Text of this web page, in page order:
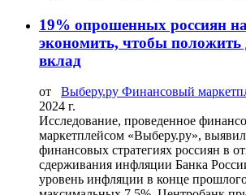
19% опрошенных россиян
экономить, чтобы положить
вклад
от Выберу.ру Финансовый
2024 г.
Исследование, проведенное
маркетплейсом «Выберу.ру»,
финансовых стратегиях россиян в
сдерживания инфляции Банка
уровень инфляции в конце